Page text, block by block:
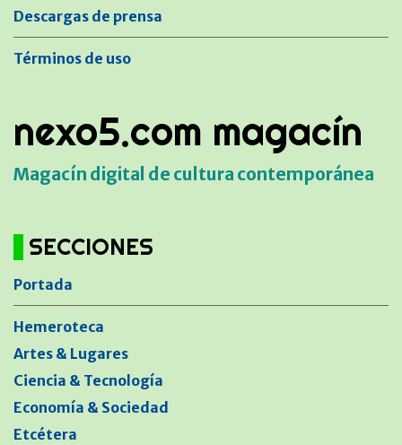
Descargas de prensa
Términos de uso
nexo5.com magacín
Magacín digital de cultura contemporánea
SECCIONES
Portada
Hemeroteca
Artes & Lugares
Ciencia & Tecnología
Economía & Sociedad
Etcétera